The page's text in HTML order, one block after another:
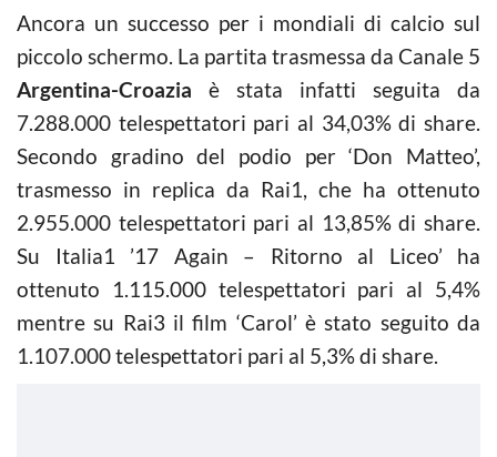
Ancora un successo per i mondiali di calcio sul
piccolo schermo. La partita trasmessa da Canale 5
Argentina-Croazia è stata infatti seguita da
7.288.000 telespettatori pari al 34,03% di share.
Secondo gradino del podio per ‘Don Matteo’,
trasmesso in replica da Rai1, che ha ottenuto
2.955.000 telespettatori pari al 13,85% di share.
Su Italia1 ’17 Again – Ritorno al Liceo’ ha
ottenuto 1.115.000 telespettatori pari al 5,4%
mentre su Rai3 il film ‘Carol’ è stato seguito da
1.107.000 telespettatori pari al 5,3% di share.